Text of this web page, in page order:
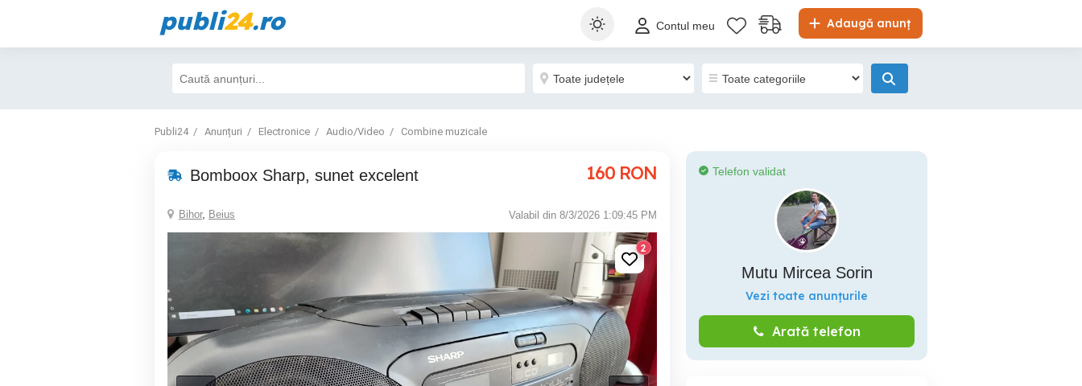
publi24.ro Adaugă anunț
Contul meu
Publi24 Anunțuri Electronice Audio/Video Combine muzicale
Bomboox Sharp, sunet excelent 160 RON
Bihor, Beius Valabil din 8/3/2026 1:09:45 PM
2
Telefon validat
Mutu Mircea Sorin
Vezi toate anunțurile
Arată telefon